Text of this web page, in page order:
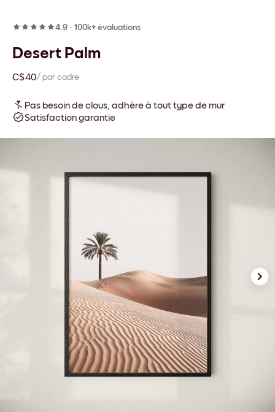
4.9 · 100k+ évaluations
Desert Palm
C$40/ par cadre
Pas besoin de clous, adhère à tout type de mur
Satisfaction garantie